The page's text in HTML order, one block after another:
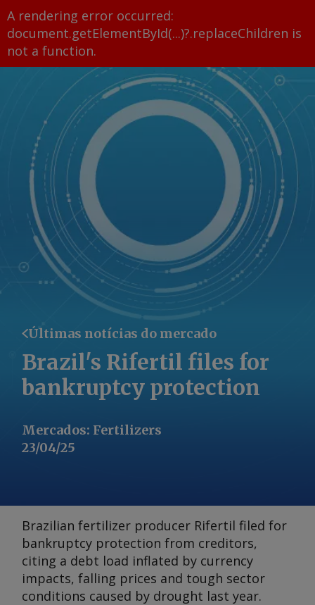
A rendering error occurred:
document.getElementById(...)?.replaceChildren is
not a function.
Últimas notícias do mercado
Brazil's Rifertil files for
bankruptcy protection
Mercados: Fertilizers
23/04/25
Brazilian fertilizer producer Rifertil filed for
bankruptcy protection from creditors,
citing a debt load inflated by currency
impacts, falling prices and tough sector
conditions caused by drought last year.